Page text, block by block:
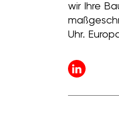
wir Ihre
Uhr.